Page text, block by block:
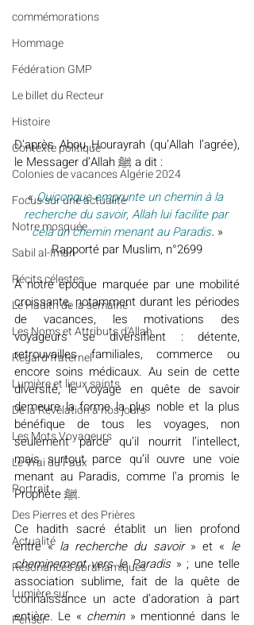
commémorations
Hommage
Fédération GMP
Le billet du Recteur
Histoire
Contexte politique
Colonies de vacances Algérie 2024
​​Focus sur une actualité
Notre mosquée
Sabil al-Iman
Récits célestes
Le Hadith de la semaine
Les Noms et Attributs d'Allah
Regard fraternel
Lumière et lieux saints
De la Révélation à nos jours
Les Mots Voyageurs
Le Vrai du Faux
Portrait
Des Pierres et des Prières
Actualité
Résonances abrahamiques
Lumière sur...
Penser
D'après Abou Hourayrah (qu’Allah l’agrée),
le Messager d’Allah ﷺ a dit :
« Quiconque emprunte un chemin à la
recherche du savoir, Allah lui facilite par
cela un chemin menant au Paradis. »
Rapporté par Muslim, n°2699
À notre époque marquée par une mobilité
croissante, notamment durant les périodes
de vacances, les motivations des
voyageurs se diversifient : détente,
retrouvailles familiales, commerce ou
encore soins médicaux. Au sein de cette
diversité, le voyage en quête de savoir
demeure la forme la plus noble et la plus
bénéfique de tous les voyages, non
seulement parce qu’il nourrit l’intellect,
mais surtout parce qu’il ouvre une voie
menant au Paradis, comme l’a promis le
Prophète ﷺ.
Ce hadith sacré établit un lien profond
entre « la recherche du savoir » et « le
cheminement vers le Paradis » ; une telle
association sublime, fait de la quête de
connaissance un acte d’adoration à part
entière. Le « chemin » mentionné dans le